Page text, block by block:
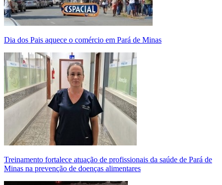
Dia dos Pais aquece o comércio em Pará de Minas
Treinamento fortalece atuação de profissionais da saúde de Pará de
Minas na prevenção de doenças alimentares